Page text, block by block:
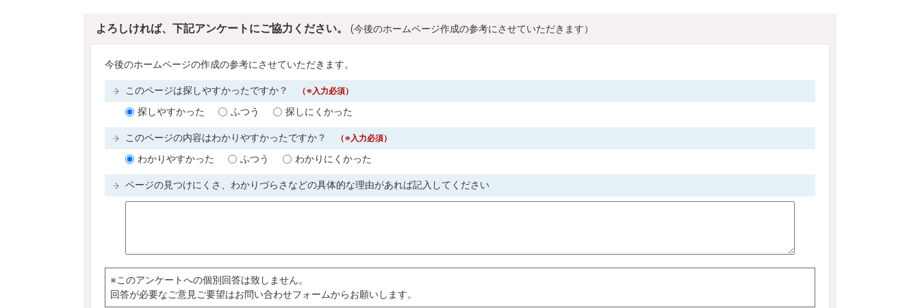
よろしければ、下記アンケートにご協力ください。 (今後のホームページ作成の参考にさせていただきます）
今後のホームページの作成の参考にさせていただきます。
このページは探しやすかったですか？ （※入力必須）
探しやすかった ふつう 探しにくかった
このページの内容はわかりやすかったですか？ （※入力必須）
わかりやすかった ふつう わかりにくかった
ページの見つけにくさ、わかりづらさなどの具体的な理由があれば記入してください
※このアンケートへの個別回答は致しません。
回答が必要なご意見ご要望はお問い合わせフォームからお願いします。